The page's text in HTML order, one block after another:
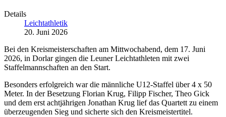
Details
Leichtathletik
20. Juni 2026
Bei den Kreismeisterschaften am Mittwochabend, dem 17. Juni
2026, in Dorlar gingen die Leuner Leichtathleten mit zwei
Staffelmannschaften an den Start.
Besonders erfolgreich war die männliche U12-Staffel über 4 x 50
Meter. In der Besetzung Florian Krug, Filipp Fischer, Theo Gick
und dem erst achtjährigen Jonathan Krug lief das Quartett zu einem
überzeugenden Sieg und sicherte sich den Kreismeistertitel.